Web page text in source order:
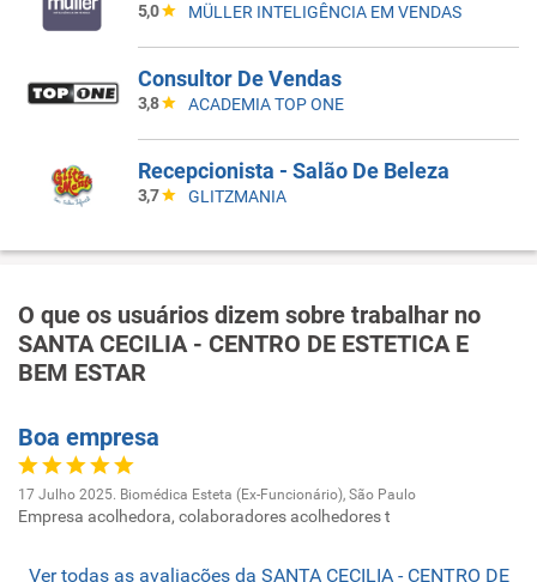
5,0 MÜLLER INTELIGÊNCIA EM VENDAS
Consultor De Vendas
3,8 ACADEMIA TOP ONE
Recepcionista - Salão De Beleza
3,7 GLITZMANIA
O que os usuários dizem sobre trabalhar no
SANTA CECILIA - CENTRO DE ESTETICA E
BEM ESTAR
Boa empresa
17 Julho 2025. Biomédica Esteta (Ex-Funcionário), São Paulo
Empresa acolhedora, colaboradores acolhedores t
Ver todas as avaliações da SANTA CECILIA - CENTRO DE